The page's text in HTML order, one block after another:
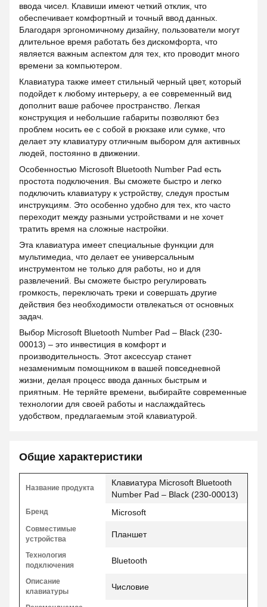
ввода чисел. Клавиши имеют четкий отклик, что
обеспечивает комфортный и точный ввод данных.
Благодаря эргономичному дизайну, пользователи могут
длительное время работать без дискомфорта, что
является важным аспектом для тех, кто проводит много
времени за компьютером.
Клавиатура также имеет стильный черный цвет, который
подойдет к любому интерьеру, а ее современный вид
дополнит ваше рабочее пространство. Легкая
конструкция и небольшие габариты позволяют без
проблем носить ее с собой в рюкзаке или сумке, что
делает эту клавиатуру отличным выбором для активных
людей, постоянно в движении.
Особенностью Microsoft Bluetooth Number Pad есть
простота подключения. Вы сможете быстро и легко
подключить клавиатуру к устройству, следуя простым
инструкциям. Это особенно удобно для тех, кто часто
переходит между разными устройствами и не хочет
тратить время на сложные настройки.
Эта клавиатура имеет специальные функции для
мультимедиа, что делает ее универсальным
инструментом не только для работы, но и для
развлечений. Вы сможете быстро регулировать
громкость, переключать треки и совершать другие
действия без необходимости отвлекаться от основных
задач.
Выбор Microsoft Bluetooth Number Pad – Black (230-
00013) – это инвестиция в комфорт и
производительность. Этот аксессуар станет
незаменимым помощником в вашей повседневной
жизни, делая процесс ввода данных быстрым и
приятным. Не теряйте времени, выбирайте современные
технологии для своей работы и наслаждайтесь
удобством, предлагаемым этой клавиатурой.
Общие характеристики
Название продукта
Клавиатура Microsoft Bluetooth
Number Pad – Black (230-00013)
Бренд Microsoft
Совместимые
устройства
Планшет
Технология
подключения
Bluetooth
Описание
клавиатуры
Числовие